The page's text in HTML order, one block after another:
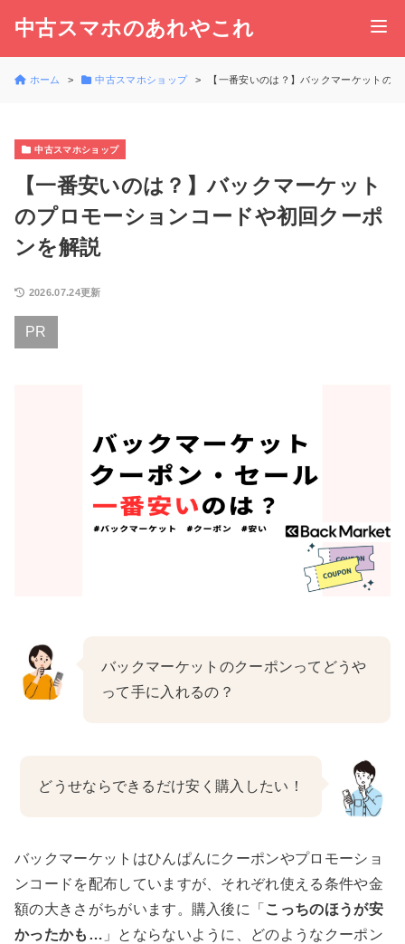
中古スマホのあれやこれ
ホーム 中古スマホショップ 【一番安いのは？】バックマーケットの
中古スマホショップ
【一番安いのは？】バックマーケット
のプロモーションコードや初回クーポ
ンを解説
2026.07.24更新
PR
バックマーケットのクーポンってどうや
って手に入れるの？
どうせならできるだけ安く購入したい！
バックマーケットはひんぱんにクーポンやプロモーショ
ンコードを配布していますが、それぞれ使える条件や金
額の大きさがちがいます。購入後に「 こっちのほうが安
かったかも… 」とならないように、どのようなクーポン